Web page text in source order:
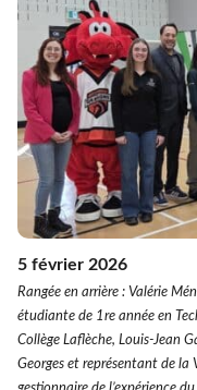
5 février 2026
Rangée en arrière : Valérie
étudiante de 1re année en
Collège Laflèche, Louis-Jean
Georges et représentant de la